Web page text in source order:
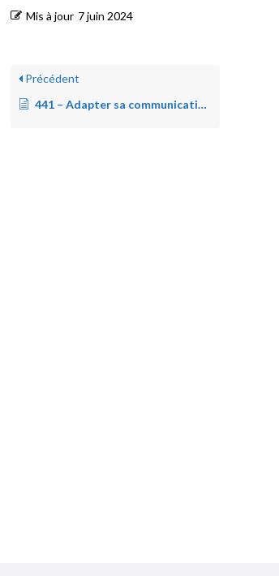
Mis à jour 7 juin 2024
Précédent
441 – Adapter sa communication à son public